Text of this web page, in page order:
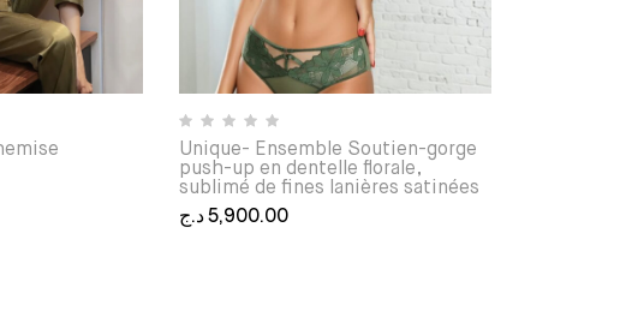
variations. Les options peuvent être choisies sur la page du
Unique- Ensemble Soutien-gorge
push-up en dentelle florale,
sublimé de fines lanières satinées
5,900.00د.ج